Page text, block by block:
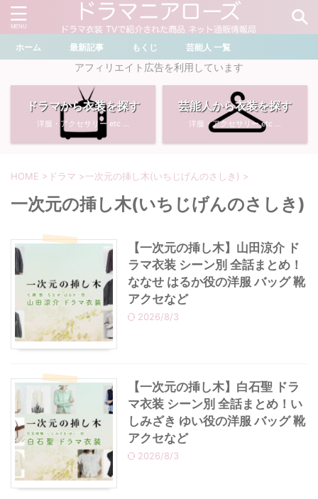
＼ ドラマ・芸能人を検索 ／
おすすめ検索ワード
川口春奈
・石原さとみ
・菜々緒
・堀田真由
・多部未華子
広瀬すず
・あのクズ
無能の鷹
・若草物語
・ 畑芽育
・ 岡崎紗絵
・わたしの宝物
・ライオンの隠れ家
・サイレント
・バッグ
・ 腕時計
ホーム 最新記事 もくじ 芸能人 一覧
アフィリエイト広告を利用しています
ドラマから衣装を探す
洋服・アクセサリー etc ...
芸能人から衣装を探す
洋服・アクセサリー etc ...
HOME > ドラマ >一次元の挿し木(いちじげんのさしき) >
一次元の挿し木(いちじげんのさしき)
【一次元の挿し木】山田涼介 ド
ラマ衣装 シーン別 全話まとめ！
ななせ はるか役の洋服 バッグ 靴
アクセなど
2026/8/3
【一次元の挿し木】白石聖 ドラ
マ衣装 シーン別 全話まとめ！い
しみざき ゆい役の洋服 バッグ 靴
アクセなど
2026/8/3